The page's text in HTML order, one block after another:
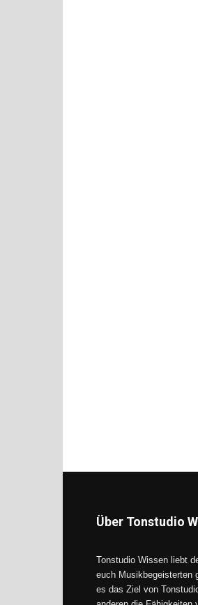
Über Tonstudio
Tonstudio Wissen liebt
euch Musikbegeisterten
es das Ziel von